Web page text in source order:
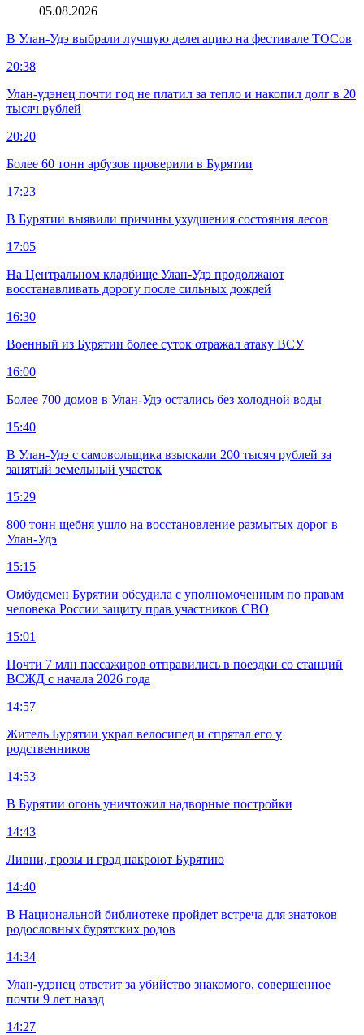
05.08.2026
В Улан-Удэ выбрали лучшую делегацию на фестивале ТОСов
20:38
Улан-удэнец почти год не платил за тепло и накопил долг в 20
тысяч рублей
20:20
Более 60 тонн арбузов проверили в Бурятии
17:23
В Бурятии выявили причины ухудшения состояния лесов
17:05
На Центральном кладбище Улан-Удэ продолжают
восстанавливать дорогу после сильных дождей
16:30
Военный из Бурятии более суток отражал атаку ВСУ
16:00
Более 700 домов в Улан-Удэ остались без холодной воды
15:40
В Улан-Удэ с самовольщика взыскали 200 тысяч рублей за
занятый земельный участок
15:29
800 тонн щебня ушло на восстановление размытых дорог в
Улан-Удэ
15:15
Омбудсмен Бурятии обсудила с уполномоченным по правам
человека России защиту прав участников СВО
15:01
Почти 7 млн пассажиров отправились в поездки со станций
ВСЖД с начала 2026 года
14:57
Житель Бурятии украл велосипед и спрятал его у
родственников
14:53
В Бурятии огонь уничтожил надворные постройки
14:43
Ливни, грозы и град накроют Бурятию
14:40
В Национальной библиотеке пройдет встреча для знатоков
родословных бурятских родов
14:34
Улан-удэнец ответит за убийство знакомого, совершенное
почти 9 лет назад
14:27